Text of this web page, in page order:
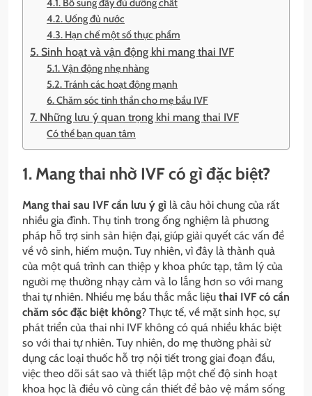
4.1. Bổ sung đầy đủ dưỡng chất
4.2. Uống đủ nước
4.3. Hạn chế một số thực phẩm
5. Sinh hoạt và vận động khi mang thai IVF
5.1. Vận động nhẹ nhàng
5.2. Tránh các hoạt động mạnh
6. Chăm sóc tinh thần cho mẹ bầu IVF
7. Những lưu ý quan trọng khi mang thai IVF
Có thể bạn quan tâm
1. Mang thai nhờ IVF có gì đặc biệt?
Mang thai sau IVF cần lưu ý gì là câu hỏi chung của rất
nhiều gia đình. Thụ tinh trong ống nghiệm là phương
pháp hỗ trợ sinh sản hiện đại, giúp giải quyết các vấn đề
về vô sinh, hiếm muộn. Tuy nhiên, vì đây là thành quả
của một quá trình can thiệp y khoa phức tạp, tâm lý của
người mẹ thường nhạy cảm và lo lắng hơn so với mang
thai tự nhiên. Nhiều mẹ bầu thắc mắc liệu thai IVF có cần
chăm sóc đặc biệt không? Thực tế, về mặt sinh học, sự
phát triển của thai nhi IVF không có quá nhiều khác biệt
so với thai tự nhiên. Tuy nhiên, do mẹ thường phải sử
dụng các loại thuốc hỗ trợ nội tiết trong giai đoạn đầu,
việc theo dõi sát sao và thiết lập một chế độ sinh hoạt
khoa học là điều vô cùng cần thiết để bảo vệ mầm sống